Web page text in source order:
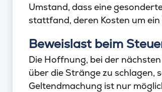
Umstand, dass eine
stattfand, deren Kosten um
Beweislast beim
Die Hoffnung, bei der
über die Stränge zu schlagen,
Geltendmachung ist nur